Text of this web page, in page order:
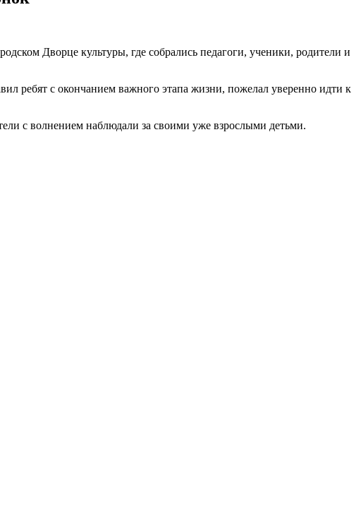
Дворце культуры, где собрались педагоги, ученики, родители и
ребят с окончанием важного этапа жизни, пожелал уверенно идти к
с волнением наблюдали за своими уже взрослыми детьми.